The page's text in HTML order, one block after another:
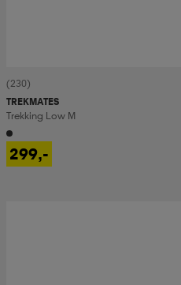
(230)
TREKMATES
Trekking Low M
299,-